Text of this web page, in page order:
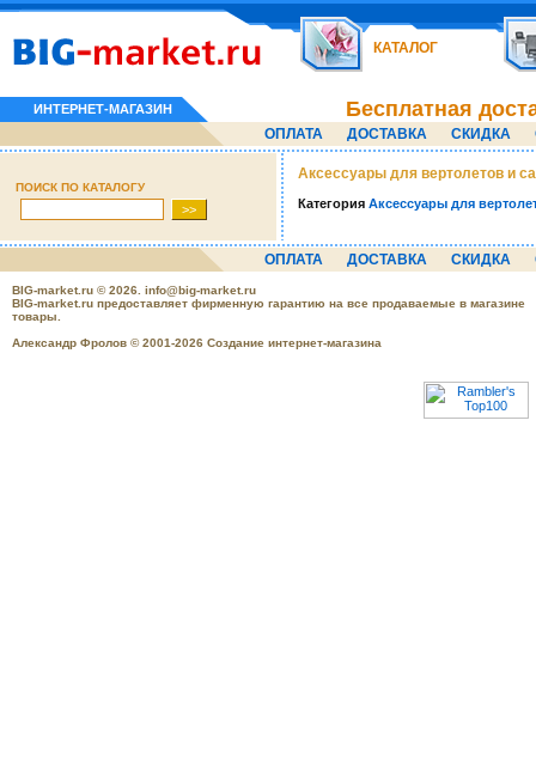
КАТАЛОГ
ИНТЕРНЕТ-МАГАЗИН Бесплатная
ОПЛАТА ДОСТАВКА СКИДКА
ПОИСК ПО КАТАЛОГУ
Аксессуары для вертолетов и
Категория Аксессуары для
ОПЛАТА ДОСТАВКА СКИДКА
BIG-market.ru © 2026. info@big-market.ru
BIG-market.ru предоставляет фирменную гарантию на все продаваемые в магазине
товары.
Александр Фролов © 2001-2026 Создание интернет-магазина